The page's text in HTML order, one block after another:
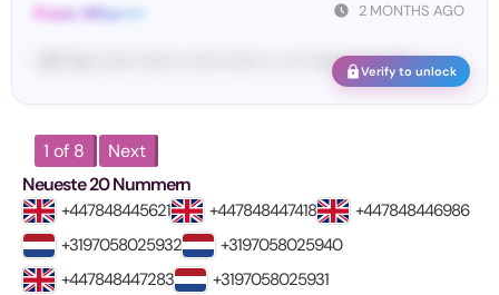
2 MONTHS AGO
From: Wha•••••
<#• Yo•• •••••• •••••• •• ••••• •••••• •• • ••• •••••• •• ••• ••••• ...
Verify to unlock
1 of 8
Next
Neueste 20 Nummern
+447848445621 +447848447418
+447848446986
+3197058025932
+3197058025940
+447848447283
+3197058025931